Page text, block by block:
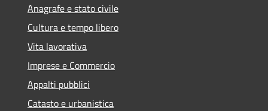
Anagrafe e stato civile
Cultura e tempo libero
Vita lavorativa
Imprese e Commercio
Appalti pubblici
Catasto e urbanistica